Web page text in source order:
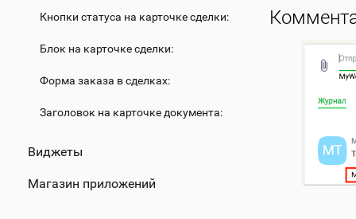
Кнопки статуса на карточке сделки:
Блок на карточке сделки:
Форма заказа в сделках:
Заголовок на карточке документа:
Виджеты
Магазин приложений